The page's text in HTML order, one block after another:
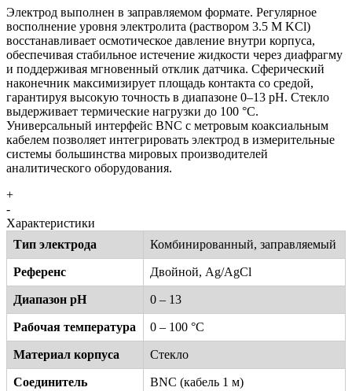
Электрод выполнен в заправляемом формате. Регулярное
восполнение уровня электролита (раствором 3.5 M KCl)
восстанавливает осмотическое давление внутри корпуса,
обеспечивая стабильное истечение жидкости через диафрагму
и поддерживая мгновенный отклик датчика. Сферический
наконечник максимизирует площадь контакта со средой,
гарантируя высокую точность в диапазоне 0–13 pH. Стекло
выдерживает термические нагрузки до 100 °C.
Универсальный интерфейс BNC с метровым коаксиальным
кабелем позволяет интегрировать электрод в измерительные
системы большинства мировых производителей
аналитического оборудования.
+
-
Характеристики
Тип электрода
Комбинированный, заправляемый
Референс Двойной, Ag/AgCl
Диапазон pH 0 – 13
Рабочая температура 0 – 100 °C
Материал корпуса Стекло
Соединитель
BNC (кабель 1 м)